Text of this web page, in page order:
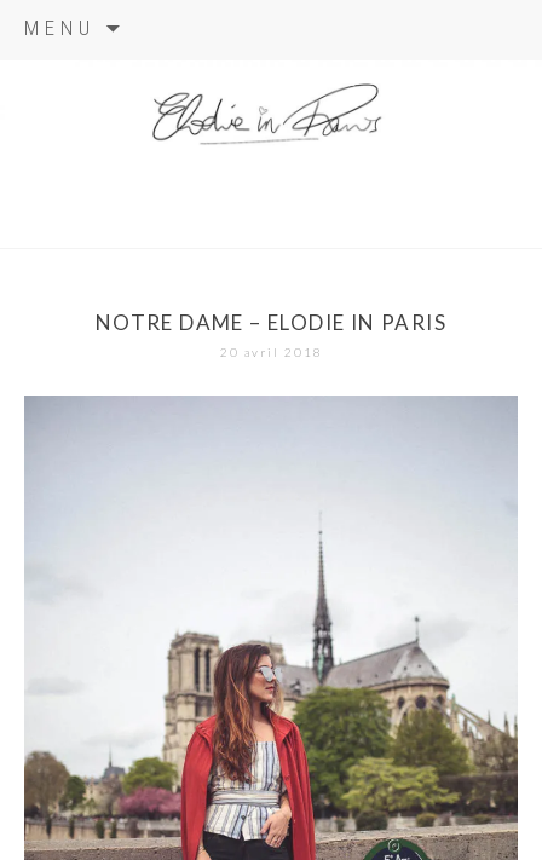
MENU
NOTRE DAME – ELODIE IN PARIS
20 avril 2018